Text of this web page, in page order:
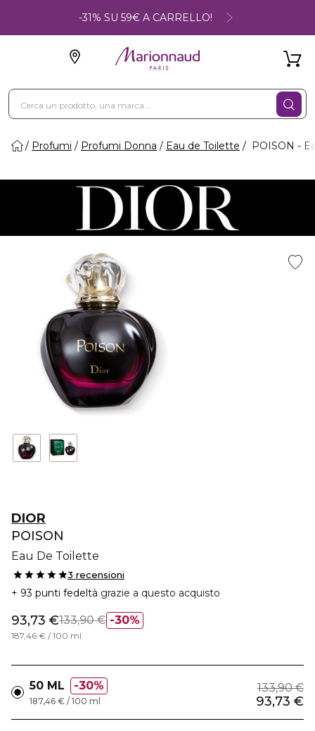
-31% SU 59€ A CARRELLO!
Profumi Profumi Donna Eau de Toilette POISON -
DIOR
POISON
Eau De Toilette
3 recensioni
93 punti fedeltà grazie a questo acquisto
30%
93,73 €133,90 €
187,46 € / 100 ml
50 ML 30% 133,90 €
93,73 €
187,46 € / 100 ml